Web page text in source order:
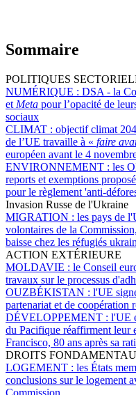
Sommaire
POLITIQUES
NUMÉRIQUE : DSA - la
et Meta pour l’opacité de
sociaux
CLIMAT : objectif climat
de l’UE travaille à « faire
européen avant le 4
ENVIRONNEMENT : les
reports et exemptions
pour le règlement 'anti-
Invasion Russe de l'Ukraine
MIGRATION : les pays de
volontaires de la
baisse chez les réfugiés
ACTION EXTÉRIEURE
MOLDAVIE : le Conseil
travaux sur le processus
OUZBÉKISTAN : l'UE
partenariat et de coopération
DÉVELOPPEMENT : l'UE
du Pacifique réaffirment leur
Francisco, 80 ans après sa
DROITS
LOGEMENT : les États
conclusions sur le logement
Commission